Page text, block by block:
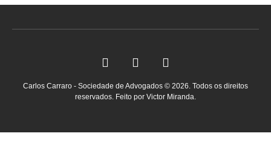
Carlos Carraro - Sociedade de Advogados © 2026. Todos os direitos
reservados. Feito por Victor Miranda.